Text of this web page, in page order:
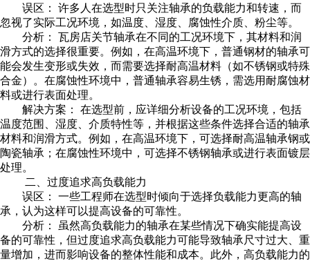
误区： 许多人在选型时只关注轴承的负载能力和转速，而
忽视了实际工况环境，如温度、湿度、腐蚀性介质、粉尘等。
分析：
瓦房店关节轴承在不同的工况环境下，其材料和润
滑方式的选择很重要。例如，在高温环境下，普通钢材的轴承可
能会发生变形或失效，而需要选择耐高温材料（如不锈钢或特殊
合金）。在腐蚀性环境中，普通轴承容易生锈，需选用耐腐蚀材
料或进行表面处理。
解决方案： 在选型前，应详细分析设备的工况环境，包括
温度范围、湿度、介质特性等，并根据这些条件选择合适的轴承
材料和润滑方式。例如，在高温环境下，可选择耐高温轴承钢或
陶瓷轴承；在腐蚀性环境中，可选择不锈钢轴承或进行表面镀层
处理。
二、过度追求高负载能力
误区： 一些工程师在选型时倾向于选择负载能力更高的轴
承，认为这样可以提高设备的可靠性。
分析： 虽然高负载能力的轴承在某些情况下确实能提高设
备的可靠性，但过度追求高负载能力可能导致轴承尺寸过大、重
量增加，进而影响设备的整体性能和成本。此外，高负载能力的